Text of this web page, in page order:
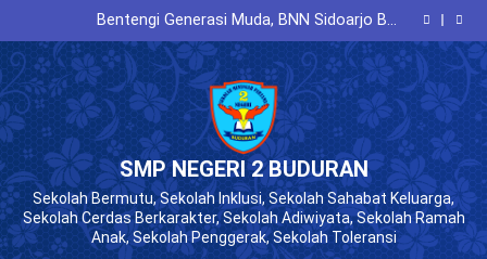
to
content
SMPN 2 Buduran
Bentengi Generasi Muda, BNN Sidoarjo Beri
Penyuluhan “Bahaya NAPZA” pada MPLS SMPN 2
Buduran
Cerdas Bermedia Sosial, BLSDM Komdigi Beri
Penyuluhan Literasi Digital di MPLS SMPN 2 Buduran
SiDuLing Spenduran
Sosialisasi “Pencegahan Perundungan” pada MPLS
SMPN 2 Buduran
Bentengi Generasi Muda, BNN Sidoarjo Beri
Penyuluhan “Bahaya NAPZA” pada MPLS SMPN 2
Buduran
Cerdas Bermedia Sosial, BLSDM Komdigi Beri
Penyuluhan Literasi Digital di MPLS SMPN 2 Buduran
SMP NEGERI 2 BUDURAN
Sekolah Bermutu, Sekolah Inklusi, Sekolah Sahabat Keluarga,
Sekolah Cerdas Berkarakter, Sekolah Adiwiyata, Sekolah Ramah
Anak, Sekolah Penggerak, Sekolah Toleransi